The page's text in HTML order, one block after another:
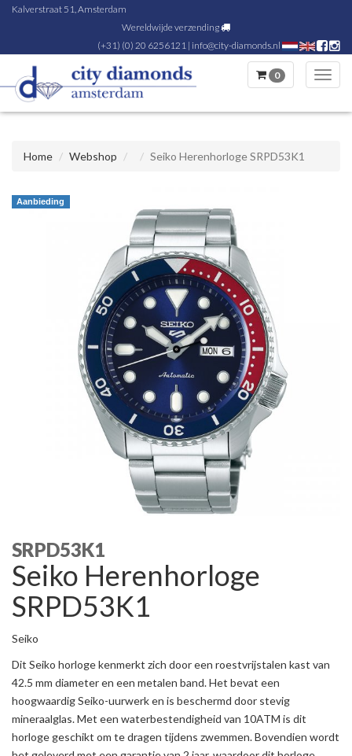
Kalverstraat 51, Amsterdam
Wereldwijde verzending
(+31) (0) 20 6256121 | info@city-diamonds.nl
0
Home Webshop Seiko Herenhorloge SRPD53K1
Aanbieding
SRPD53K1
Seiko Herenhorloge
SRPD53K1
Seiko
Dit Seiko horloge kenmerkt zich door een roestvrijstalen kast van
42.5 mm diameter en een metalen band. Het bevat een
hoogwaardig Seiko-uurwerk en is beschermd door stevig
mineraalglas. Met een waterbestendigheid van 10ATM is dit
horloge geschikt om te dragen tijdens zwemmen. Bovendien wordt